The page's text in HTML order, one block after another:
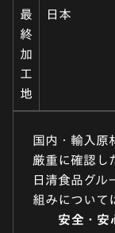
最
終
加
工
地
日本
国内・輸入原
厳重に確認し
日清食品グル
組みについて
安全・安